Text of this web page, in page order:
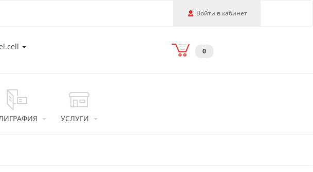
Войти в кабинет
0
УСЛУГИ